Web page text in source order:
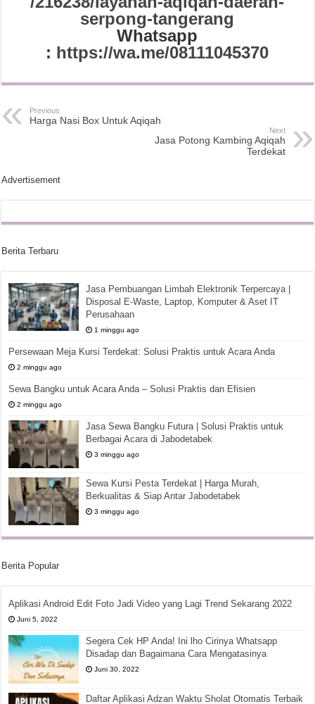
serpong-tangerang
Whatsapp
: https://wa.me/08111045370
Previous
Harga Nasi Box Untuk Aqiqah
Next
Jasa Potong Kambing Aqiqah
Terdekat
Advertisement
Berita Terbaru
Jasa Pembuangan Limbah Elektronik Terpercaya |
Disposal E-Waste, Laptop, Komputer & Aset IT
Perusahaan
1 minggu ago
Persewaan Meja Kursi Terdekat: Solusi Praktis untuk Acara Anda
2 minggu ago
Sewa Bangku untuk Acara Anda – Solusi Praktis dan Efisien
2 minggu ago
Jasa Sewa Bangku Futura | Solusi Praktis untuk
Berbagai Acara di Jabodetabek
3 minggu ago
Sewa Kursi Pesta Terdekat | Harga Murah,
Berkualitas & Siap Antar Jabodetabek
3 minggu ago
Berita Popular
Aplikasi Android Edit Foto Jadi Video yang Lagi Trend Sekarang 2022
Juni 5, 2022
Segera Cek HP Anda! Ini lho Cirinya Whatsapp
Disadap dan Bagaimana Cara Mengatasinya
Juni 30, 2022
Daftar Aplikasi Adzan Waktu Sholat Otomatis Terbaik